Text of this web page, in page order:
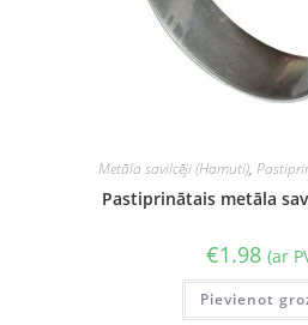
Metāla savilcēji (Hamuti),
Pastiprinātais metāla
€1.98 (ar
Pievienot